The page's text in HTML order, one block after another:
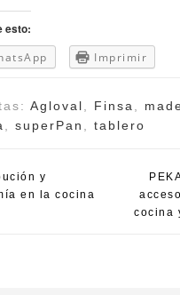
esto:
Imprimir
Agloval Finsa
superPan tablero
y
en la cocina
cocina